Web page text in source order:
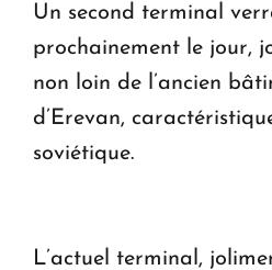
Un second terminal
prochainement le jour,
non loin de l’ancien
d’Erevan,
soviétique.
L’actuel terminal,